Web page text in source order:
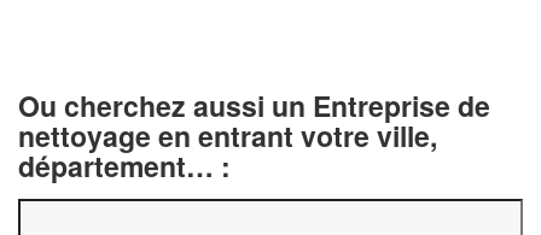
Ou cherchez aussi un Entreprise de
nettoyage en entrant votre ville,
département… :